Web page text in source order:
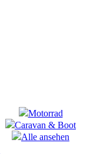
Motorrad
Caravan & Boot
Alle ansehen